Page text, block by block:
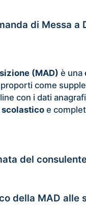
di Messa a
(MAD) è una
come
con i dati
e
del
della MAD alle